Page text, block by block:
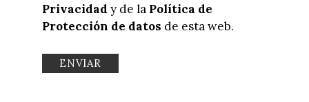
Privacidad y de la Política de
Protección de datos de esta web.